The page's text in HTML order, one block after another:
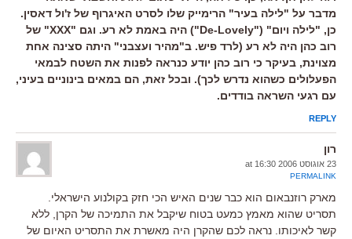
מדבר על "לילה בעיר" הרימייק שלו לסרט האיגרוף של ז'ול דאסין.
כן, "לילה ויום" ("De-Lovely") היה באמת לא רע. וגם "XXX" של
רוב כהן היה לא רע (לרד פיש. ב"מהיר ועצבני" היתה סצינה אחת
מצוינת, בעיקר כי רוב כהן יודע כנראה לפנות את השטח לבמאי
הפעלולים כשהוא נדרש לכך). ובכל זאת, הם במאים בינוניים בעיני,
עם רגעי השראה בודדים.
REPLY
רון
23 אוגוסט 2006 at 16:30
PERMALINK
מארק רוזנבאום הוא כבר שנים האיש הכי חזק בקולנוע הישראלי.
תסריט שהוא מאמץ כמעט בטוח שיקבל את התמיכה של הקרן, ללא
קשר לאיכותו. נראה לכם שהקרן היה מאשרת את התסריט האיום של